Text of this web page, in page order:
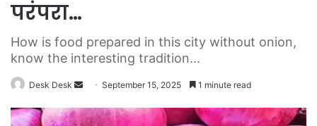
परंपरा…
How is food prepared in this city without onion,
know the interesting tradition...
Desk Desk
Send
email
September 15, 2025 1 minute read